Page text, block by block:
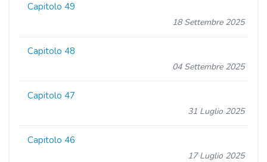
Capitolo 49
18 Settembre 2025
Capitolo 48
04 Settembre 2025
Capitolo 47
31 Luglio 2025
Capitolo 46
17 Luglio 2025